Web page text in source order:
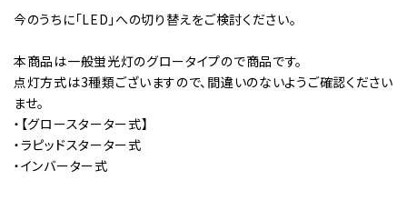
今のうちに「LED」への切り替えをご検討ください。
本商品は一般蛍光灯のグロータイプので商品です。
点灯方式は3種類ございますので、間違いのないようご確認ください
ませ。
・【グロースターター式】
・ラピッドスターター式
・インバーター式